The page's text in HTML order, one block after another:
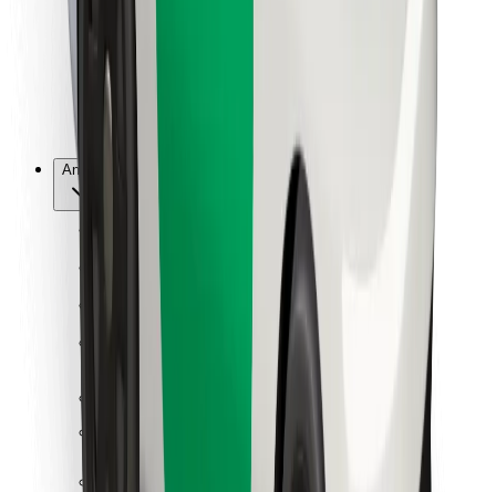
Bolt Food
För åkeriägare
För restauranger
Bolt for Business
Annat
Allmänna villkor
Kom iväg med Bolt på några minuter!
Ladda ner Bolt-appen
Hitta din favoritmat!